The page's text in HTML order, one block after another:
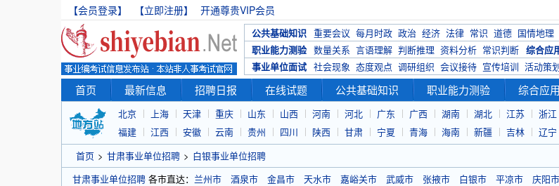
【会员登录】 【立即注册】 开通尊贵VIP会员
公共基础知识 重要会议 每月时政 政治 经济 法律 常识 道德 国情地理
职业能力测验 数量关系 言语理解 判断推理 资料分析 常识判断 综合应
事业单位面试 社会现象 态度观点 调研组织 会议接待 宣传培训 活动策
首页 最新信息 招聘日报 在线试题 公共基础知识 职业能力测验 综合应
北京 上海 天津 重庆 山东 山西 河南 河北 广东 广西 湖南 湖北 江苏 浙江
福建
江西 安徽 云南 贵州 四川 陕西 甘肃 宁夏 青海 海南 新疆 吉林 辽宁
首页 > 甘肃事业单位招聘 > 白银事业单位招聘
甘肃事业单位招聘 各市直达： 兰州市 酒泉市 金昌市 天水市 嘉峪关市 武威市 张掖市 白银市 平凉市 庆阳市